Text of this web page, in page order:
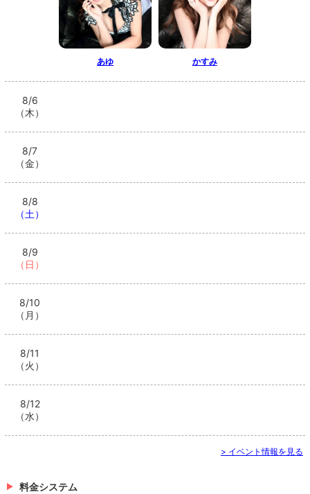
ひな 沙奈
あゆ かすみ
8/6
（木）
8/7
（金）
8/8
（土）
8/9
（日）
8/10
（月）
8/11
（火）
8/12
（水）
> イベント情報を見る
料金システム